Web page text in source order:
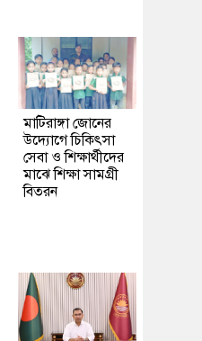
মাটিরাঙ্গা জোনের
উদ্যোগে চিকিৎসা
সেবা ও শিক্ষার্থীদের
মাঝে শিক্ষা সামগ্রী
বিতরন